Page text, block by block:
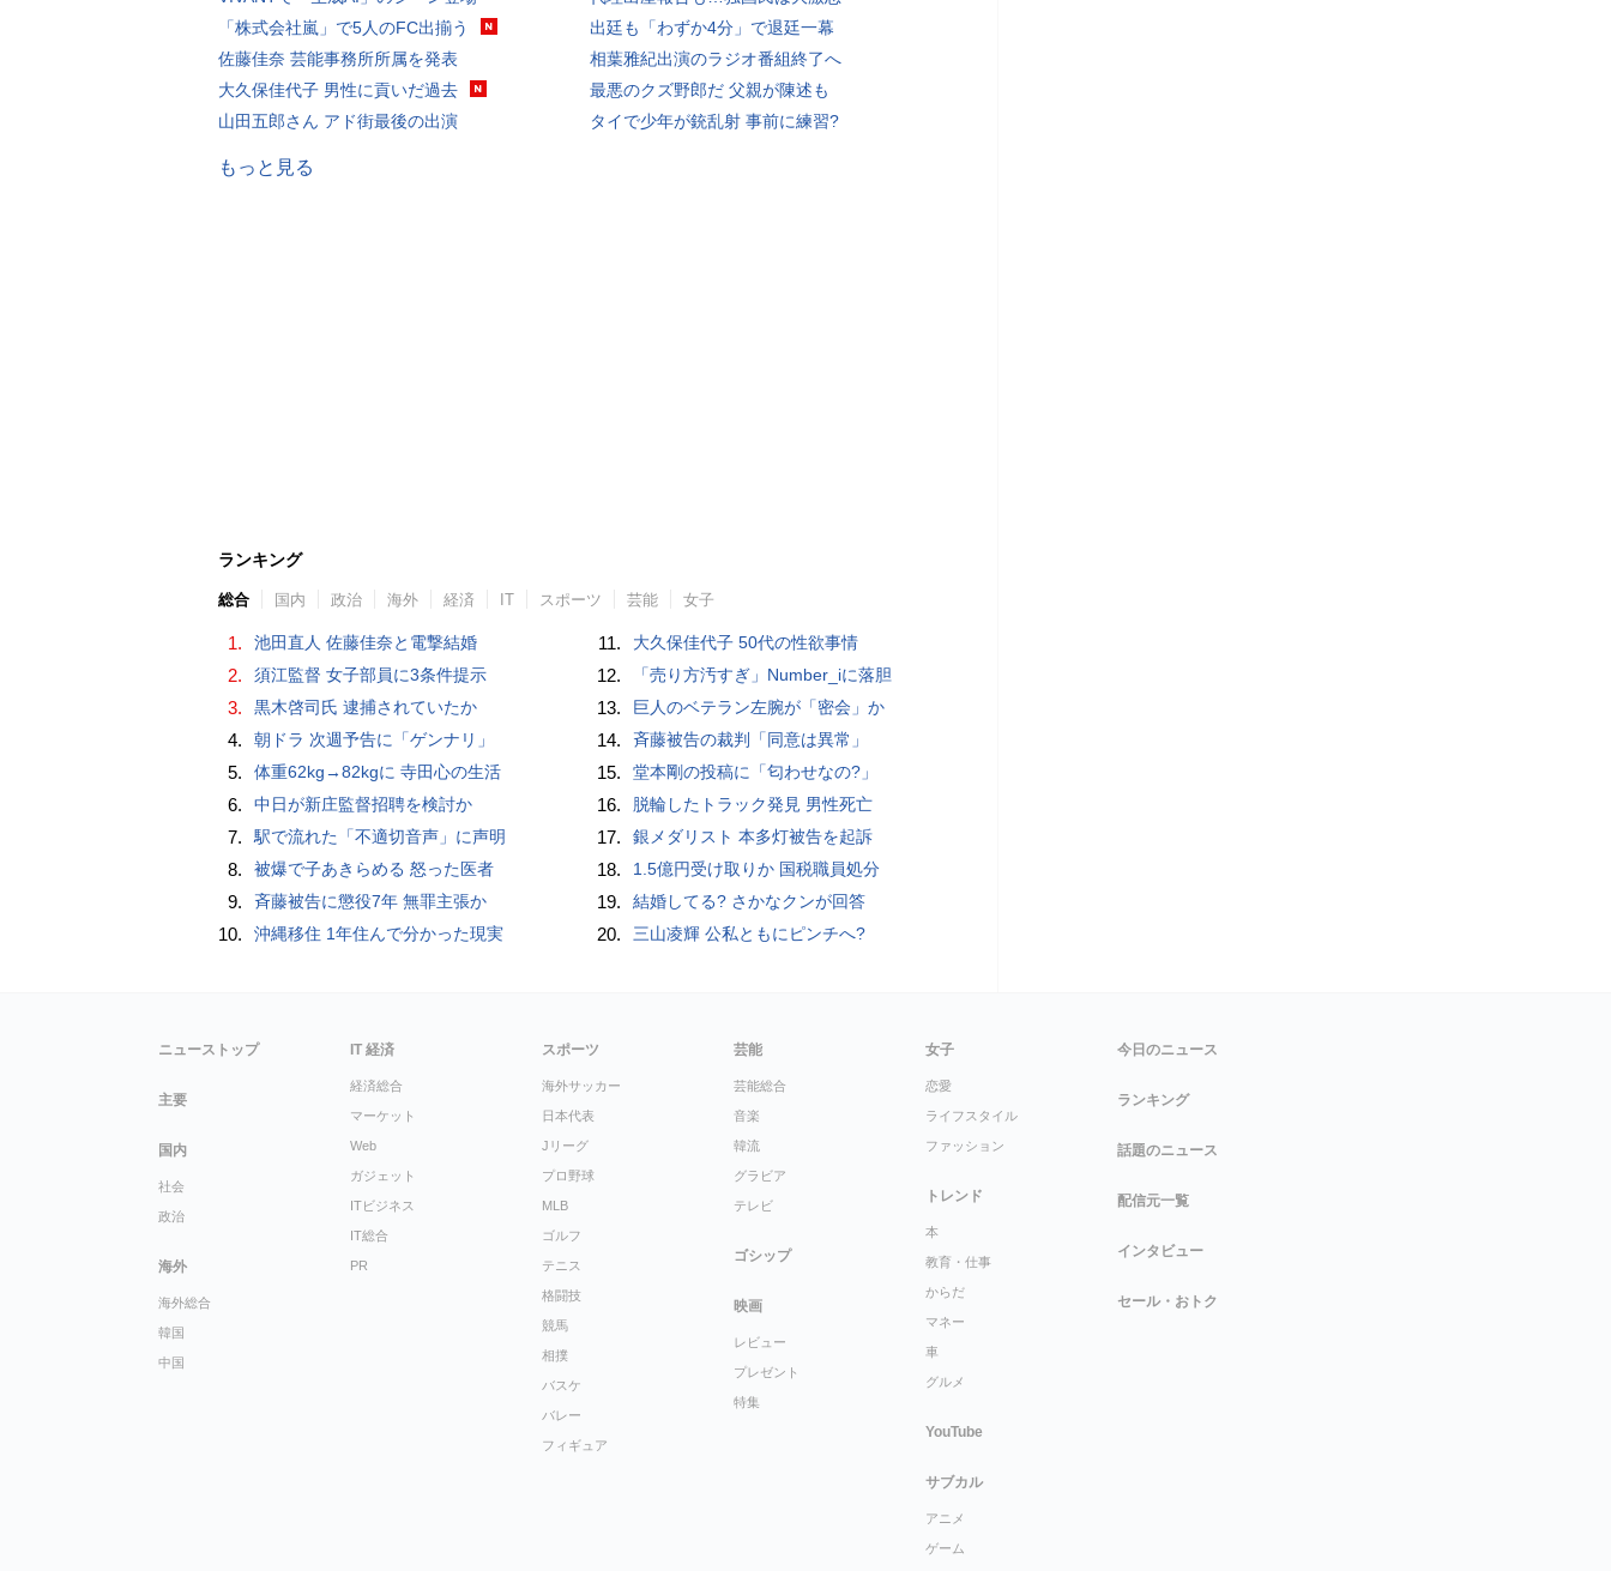
「株式会社嵐」で5人のFC出揃う
佐藤佳奈 芸能事務所所属を発表
大久保佳代子 男性に貢いだ過去
山田五郎さん アド街最後の出演
出廷も「わずか4分」で退廷一幕
相葉雅紀出演のラジオ番組終了へ
最悪のクズ野郎だ 父親が陳述も
タイで少年が銃乱射 事前に練習?
もっと見る
ランキング
総合 国内 政治 海外 経済 IT スポーツ 芸能 女子
1. 池田直人 佐藤佳奈と電撃結婚
2. 須江監督 女子部員に3条件提示
3. 黒木啓司氏 逮捕されていたか
4. 朝ドラ 次週予告に「ゲンナリ」
5. 体重62kg→82kgに 寺田心の生活
6. 中日が新庄監督招聘を検討か
7. 駅で流れた「不適切音声」に声明
8. 被爆で子あきらめる 怒った医者
9. 斉藤被告に懲役7年 無罪主張か
10. 沖縄移住 1年住んで分かった現実
11. 大久保佳代子 50代の性欲事情
12. 「売り方汚すぎ」Number_iに落胆
13. 巨人のベテラン左腕が「密会」か
14. 斉藤被告の裁判「同意は異常」
15. 堂本剛の投稿に「匂わせなの?」
16. 脱輪したトラック発見 男性死亡
17. 銀メダリスト 本多灯被告を起訴
18. 1.5億円受け取りか 国税職員処分
19. 結婚してる? さかなクンが回答
20. 三山凌輝 公私ともにピンチへ?
ニューストップ
主要
国内
社会
政治
海外
海外総合
韓国
中国
IT 経済
経済総合
マーケット
Web
ガジェット
ITビジネス
IT総合
PR
スポーツ
海外サッカー
日本代表
Jリーグ
プロ野球
MLB
ゴルフ
テニス
格闘技
競馬
相撲
バスケ
バレー
フィギュア
芸能
芸能総合
音楽
韓流
グラビア
テレビ
ゴシップ
映画
レビュー
プレゼント
特集
女子
恋愛
ライフスタイル
ファッション
トレンド
本
教育・仕事
からだ
マネー
車
グルメ
YouTube
サブカル
アニメ
ゲーム
今日のニュース
ランキング
話題のニュース
配信元一覧
インタビュー
セール・おトク